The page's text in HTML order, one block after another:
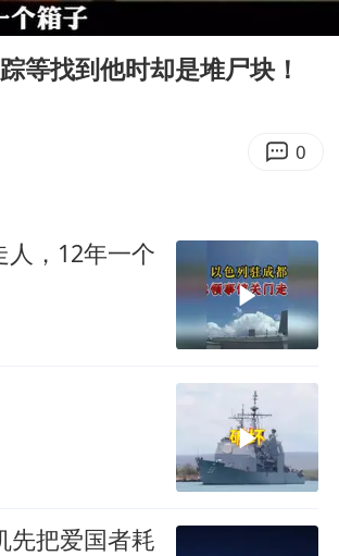
08:59
等找到他时却是堆尸块！
0
，12年一个
先把爱国者耗